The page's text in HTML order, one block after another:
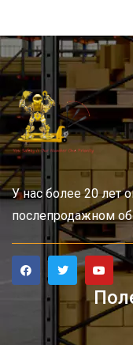
У нас более 20 лет
послепродажном